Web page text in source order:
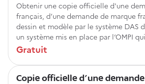
Obtenir une copie officielle d'une
français, d’une demande de marque
dessin et modèle par le système DAS
un système mis en place par l’OMPI
valoir un droit de priorité auprès des
Gratuit
Copie officielle d'une